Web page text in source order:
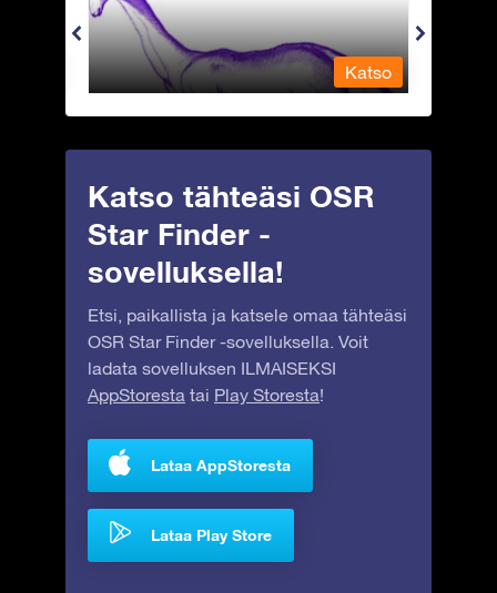
Katso
Katso tähteäsi OSR
Star Finder -
sovelluksella!
Etsi, paikallista ja katsele omaa tähteäsi
OSR Star Finder -sovelluksella. Voit
ladata sovelluksen ILMAISEKSI
AppStoresta tai Play Storesta!
Lataa AppStoresta
Lataa Play Store